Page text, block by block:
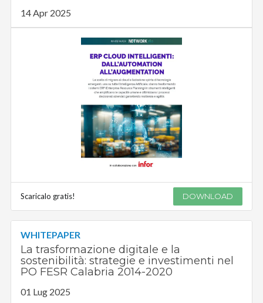
14 Apr 2025
Scaricalo gratis! DOWNLOAD
WHITEPAPER
La trasformazione digitale e la
sostenibilità: strategie e investimenti nel
PO FESR Calabria 2014-2020
01 Lug 2025